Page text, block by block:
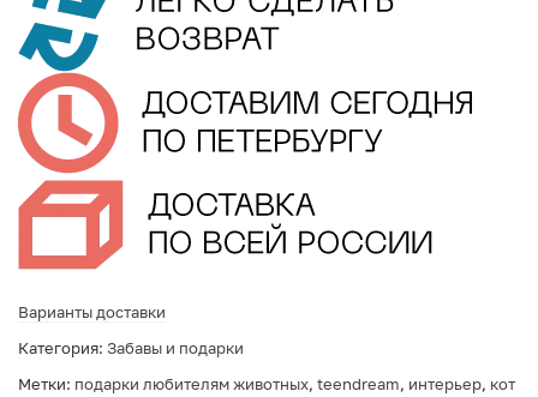
Варианты доставки
Категория: Забавы и подарки
Метки: подарки любителям животных, teendream, интерьер, кот